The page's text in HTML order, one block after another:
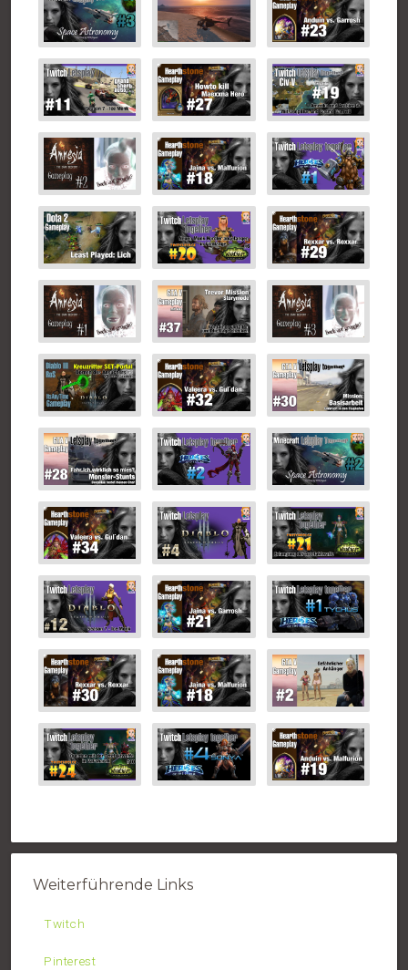
Weiterführende Links
Twitch
Pinterest